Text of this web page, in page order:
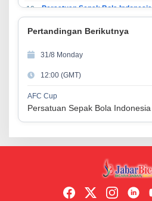
10
13
14
Madura United FC
15
Persatuan Sepakbola Makassar
16
Persis Solo
Semen Padang FC
Pertandingan Berikutnya
31/8 Monday
12:00 (GMT)
AFC Cup